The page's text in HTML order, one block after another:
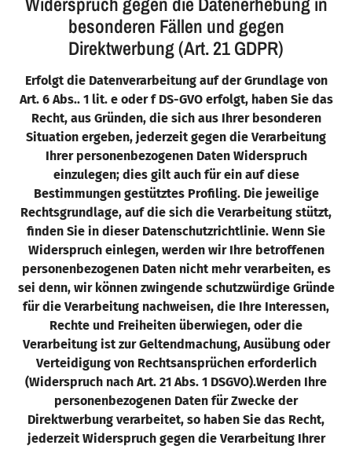
besonderen Fällen und gegen
Direktwerbung (Art. 21 GDPR)
Erfolgt die Datenverarbeitung auf der Grundlage von
Art. 6 Abs.. 1 lit. e oder f DS-GVO erfolgt, haben Sie das
Recht, aus Gründen, die sich aus Ihrer besonderen
Situation ergeben, jederzeit gegen die Verarbeitung
Ihrer personenbezogenen Daten Widerspruch
einzulegen; dies gilt auch für ein auf diese
Bestimmungen gestütztes Profiling. Die jeweilige
Rechtsgrundlage, auf die sich die Verarbeitung stützt,
finden Sie in dieser Datenschutzrichtlinie. Wenn Sie
Widerspruch einlegen, werden wir Ihre betroffenen
personenbezogenen Daten nicht mehr verarbeiten, es
sei denn, wir können zwingende schutzwürdige Gründe
für die Verarbeitung nachweisen, die Ihre Interessen,
Rechte und Freiheiten überwiegen, oder die
Verarbeitung ist zur Geltendmachung, Ausübung oder
Verteidigung von Rechtsansprüchen erforderlich
(Widerspruch nach Art. 21 Abs. 1 DSGVO).Werden Ihre
personenbezogenen Daten für Zwecke der
Direktwerbung verarbeitet, so haben Sie das Recht,
jederzeit Widerspruch gegen die Verarbeitung Ihrer